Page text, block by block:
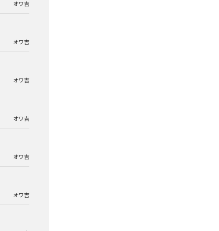
オワ吉
オワ吉
オワ吉
オワ吉
オワ吉
オワ吉